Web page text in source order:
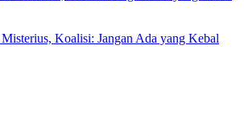
Koalisi: Jangan Ada yang Kebal